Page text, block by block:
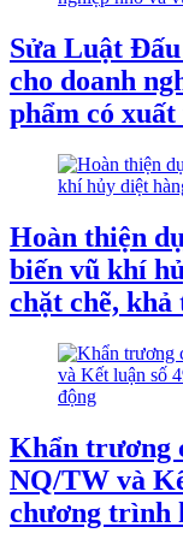
Sửa Luật
cho doanh
phẩm có
Hoàn thiện
biến vũ khí
chặt chẽ, khả
Khẩn trương
NQ/TW và
chương trình